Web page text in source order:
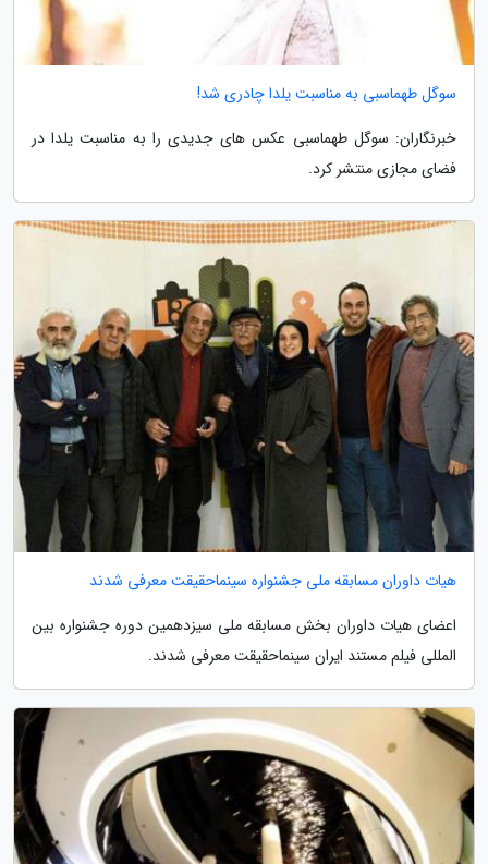
سوگل طهماسبی به مناسبت یلدا چادری شد!
خبرنگاران: سوگل طهماسبی عکس های جدیدی را به مناسبت یلدا در
فضای مجازی منتشر کرد.
هیات داوران مسابقه ملی جشنواره سینماحقیقت معرفی شدند
اعضای هیات داوران بخش مسابقه ملی سیزدهمین دوره جشنواره بین
المللی فیلم مستند ایران سینماحقیقت معرفی شدند.